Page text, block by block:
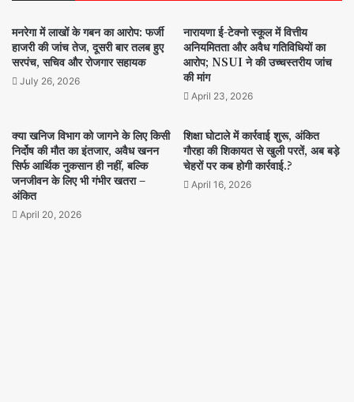
मनरेगा में लाखों के गबन का आरोप: फर्जी
हाजरी की जांच तेज, दूसरी बार तलब हुए
सरपंच, सचिव और रोजगार सहायक
July 26, 2026
नारायणा ई-टेक्नो स्कूल में वित्तीय
अनियमितता और अवैध गतिविधियों का
आरोप; NSUI ने की उच्चस्तरीय जांच
की मांग
April 23, 2026
क्या खनिज विभाग को जागने के लिए किसी
निर्दोष की मौत का इंतजार, अवैध खनन
सिर्फ आर्थिक नुकसान ही नहीं, बल्कि
जनजीवन के लिए भी गंभीर खतरा –
अंकित
April 20, 2026
शिक्षा घोटाले में कार्रवाई शुरू, अंकित
गौरहा की शिकायत से खुली परतें, अब बड़े
चेहरों पर कब होगी कार्रवाई.?
April 16, 2026